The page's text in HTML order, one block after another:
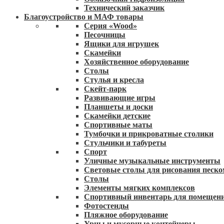
Технический заказчик
Благоустройство и МАФ товары
Серия «Wood»
Песочницы
Ящики для игрушек
Скамейки
Хозяйственное оборудование
Столы
Стулья и кресла
Скейт-парк
Развивающие игры
Планшеты и доски
Скамейки детские
Спортивные маты
Тумбочки и прикроватные столики
Стульчики и табуреты
Спорт
Уличные музыкальные инструменты
Световые столы для рисования
Столы
Элементы мягких комплексов
Спортивный инвентарь для
Фотостенды
Пляжное оборудование